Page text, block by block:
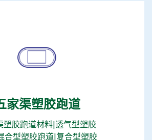
家渠塑胶跑道
塑胶跑道材料|透气型塑胶
合型塑胶跑道|复合型塑胶